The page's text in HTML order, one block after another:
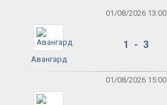
01/08/2026 13:00
Авангард
1 - 3
01/08/2026 15:00